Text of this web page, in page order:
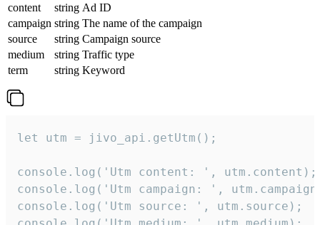
content
string Ad ID
campaign string The name of the campaign
source
string Campaign source
medium
string Traffic type
term
string Keyword
let utm = jivo_api.getUtm();
console.log('Utm content: ', utm.content);
console.log('Utm campaign: ',
console.log('Utm source: ', utm.source);